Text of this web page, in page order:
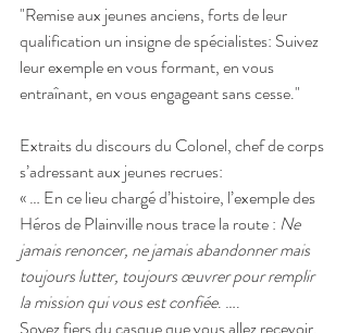
"Remise aux jeunes anciens, forts de leur
qualification un insigne de spécialistes: Suivez
leur exemple en vous formant, en vous
entraînant, en vous engageant sans cesse."
Extraits du discours du Colonel, chef de corps
s’adressant aux jeunes recrues:
« … En ce lieu chargé d’histoire, l’exemple des
Héros de Plainville nous trace la route : Ne
jamais renoncer, ne jamais abandonner mais
toujours lutter, toujours œuvrer pour remplir
la mission qui vous est confiée. ….